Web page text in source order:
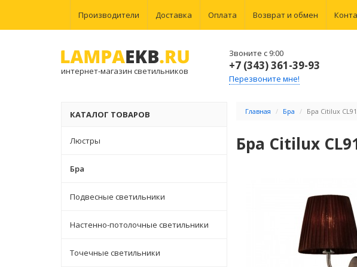
Производители Доставка Оплата Возврат и обмен
интернет-магазин светильников
Звоните с 9:00
+7 (343) 361-39-93
Перезвоните мне!
КАТАЛОГ ТОВАРОВ
Люстры
Бра
Подвесные светильники
Настенно-потолочные светильники
Точечные светильники
Главная Бра Бра Citilux
Бра Citilux